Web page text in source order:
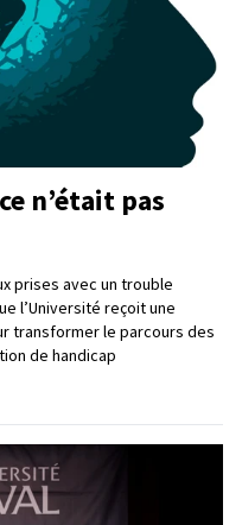
n’était pas
prises avec un trouble
l’Université reçoit une
transformer le parcours des
de handicap